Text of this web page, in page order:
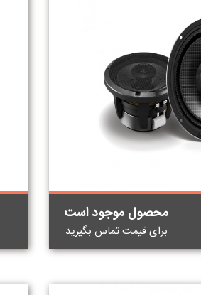
محصول موجود است
برای قيمت تماس بگيريد